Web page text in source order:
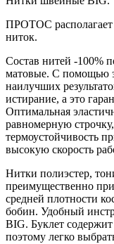
ПРОТОС
ниток.
Состав нитей -100%
матовые. С помощью
наилучших
истирание, а это
Оптимальная
равномерную
термоустойчивость
высокую скорость
Нитки полиэстер,
преимущественно
средней плотности
бобин. Удобный
BIG. Буклет
поэтому легко